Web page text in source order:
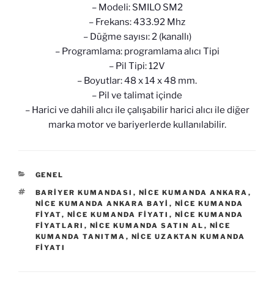
– Modeli: SMILO SM2
– Frekans: 433.92 Mhz
– Düğme sayısı: 2 (kanallı)
– Programlama: programlama alıcı Tipi
– Pil Tipi: 12V
– Boyutlar: 48 x 14 x 48 mm.
– Pil ve talimat içinde
– Harici ve dahili alıcı ile çalışabilir harici alıcı ile diğer
marka motor ve bariyerlerde kullanılabilir.
KATEGORILER
GENEL
ETIKETLER
BARIYER KUMANDASI , NICE KUMANDA ANKARA ,
NICE KUMANDA ANKARA BAYI , NICE KUMANDA
FIYAT, NICE KUMANDA FIYATI , NICE KUMANDA
FIYATLARI , NICE KUMANDA SATIN AL , NICE
KUMANDA TANITMA , NICE UZAKTAN KUMANDA
FIYATI